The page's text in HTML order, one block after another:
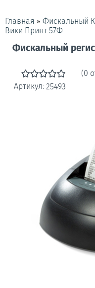
Главная » Фискальный
Вики Принт 57Ф
Фискальный
(0
Артикул: 25493